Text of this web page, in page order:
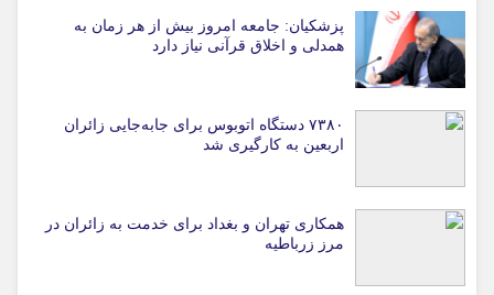
پزشکیان: جامعه امروز بیش از هر زمان به
همدلی و اخلاق قرآنی نیاز دارد
۷۳۸۰ دستگاه اتوبوس برای جابه‌جایی زائران
اربعین به‌ کارگیری شد
همکاری تهران و بغداد برای خدمت به زائران در
مرز زرباطیه